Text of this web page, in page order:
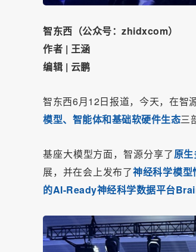
智东西（公众号：zhidxcom）
作者 | 王涵
编辑 | 云鹏
智东西6月12日报道，今天，在智
模型、智能体和基础软硬件生态三
基座大模型方面，智源分享了原
展，并在会上发布了神经科学模型
的AI-Ready神经科学数据平台